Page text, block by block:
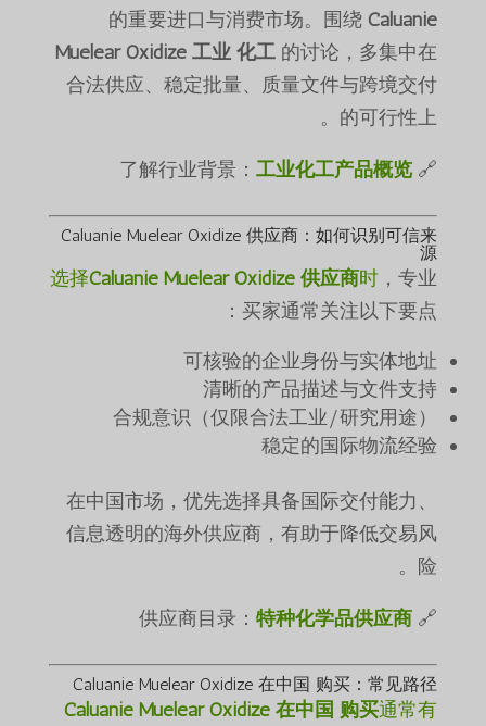
的重要进口与消费市场。围绕 Caluanie
Muelear Oxidize 工业 化工 的讨论，多集中在
合法供应、稳定批量、质量文件与跨境交付
的可行性上。
🔗 了解行业背景：
工业化工产品概览
Caluanie Muelear Oxidize 供应商：如何识别可信来
源
选择Caluanie Muelear Oxidize 供应商时 ，专业
买家通常关注以下要点：
可核验的企业身份与实体地址
清晰的产品描述与文件支持
合规意识（仅限合法工业/研究用途）
稳定的国际物流经验
在中国市场，优先选择具备国际交付能力、
信息透明的海外供应商，有助于降低交易风
险。
🔗 供应商目录：
特种化学品供应商
Caluanie Muelear Oxidize 在中国 购买：常见路径
Caluanie Muelear Oxidize 在中国 购买通常有